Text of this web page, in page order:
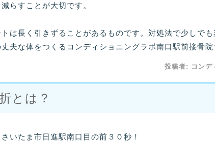
らすことが大切です。
は長く引きずることがあるものです。対処法で少しでも
夫な体をつくるコンディショニングラボ南口駅前接骨院
投稿者: コンデ
とは？
いたま市日進駅南口目の前３０秒！